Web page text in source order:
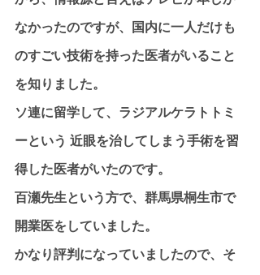
なかったのですが、国内に一人だけも
のすごい技術を持った医者がいること
を知りました。
ソ連に留学して、ラジアルケラトトミ
ーという 近眼を治してしまう手術を習
得した医者がいたのです。
百瀬先生という方で、群馬県桐生市で
開業医をしていました。
かなり評判になっていましたので、そ